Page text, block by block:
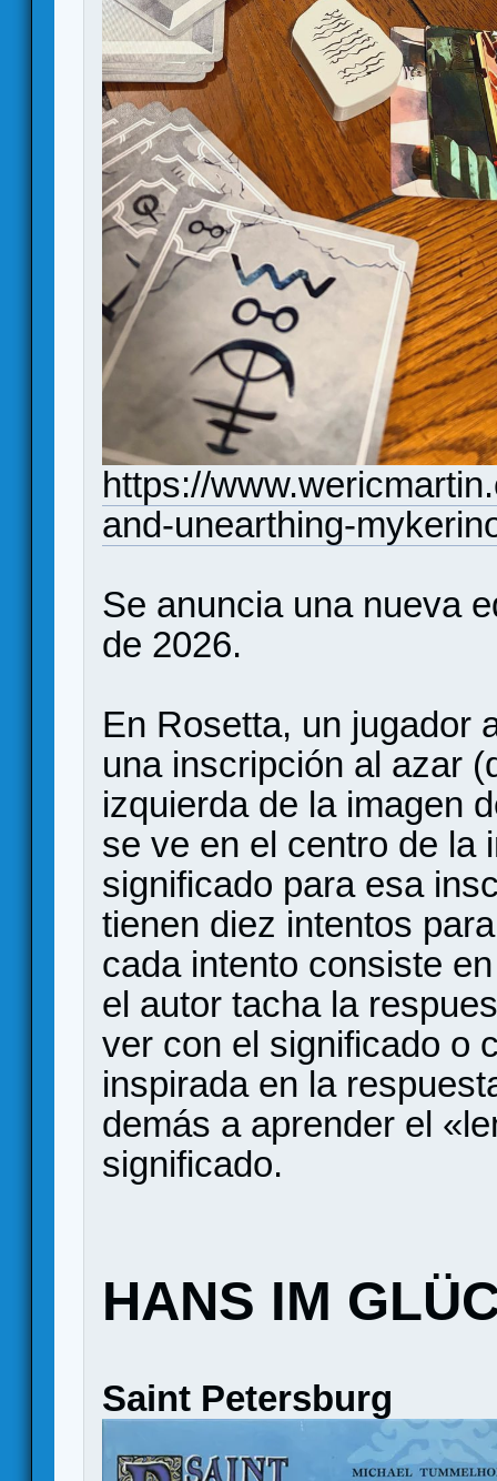
https://
and-unearthing-
Se anuncia una nueva
de 2026.
En Rosetta, un jugador
una inscripción al azar
izquierda de la imagen
se ve en el centro de la
significado para esa
tienen diez intentos
cada intento consiste
el autor tacha la
ver con el significado o
inspirada en la
demás a aprender el
significado.
HANS IM
Saint Petersburg